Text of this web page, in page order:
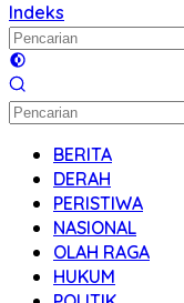
Indeks
BERITA
DERAH
PERISTIWA
NASIONAL
OLAH RAGA
HUKUM